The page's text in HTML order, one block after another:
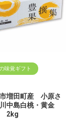
味覚ギフト
増田町産 小原さ
中島白桃・黄金
2kg